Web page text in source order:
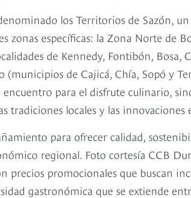
los Territorios de Sazón,
zonas específicas: la Zona Norte de
de Kennedy, Fontibón, Bosa,
de Cajicá, Chía, Sopó y
para el disfrute culinario,
tradiciones locales y las innovaciones
para ofrecer calidad,
regional. Foto cortesía CCB
precios promocionales que buscan
gastronómica que se extiende